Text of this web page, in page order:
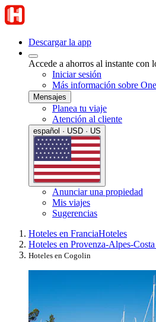
Descargar la app
Accede a ahorros al instante con
Iniciar sesión
Más información sobre
Mensajes
Planea tu viaje
Atención al cliente
español · USD · US
Anunciar una propiedad
Mis viajes
Sugerencias
Hoteles en FranciaHoteles
Hoteles en Provenza-Alpes-
Hoteles en Cogolin